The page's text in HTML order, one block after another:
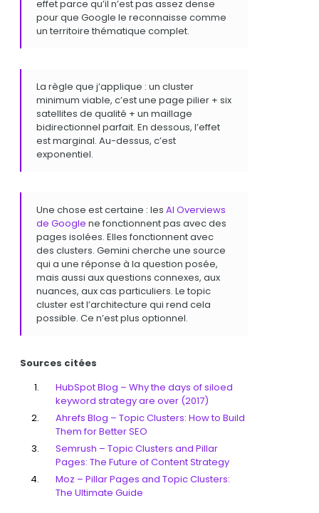
effet parce qu’il n’est pas assez dense
pour que Google le reconnaisse comme
un territoire thématique complet.
La règle que j’applique : un cluster
minimum viable, c’est une page pilier + six
satellites de qualité + un maillage
bidirectionnel parfait. En dessous, l’effet
est marginal. Au-dessus, c’est
exponentiel.
Une chose est certaine : les AI Overviews
de Google ne fonctionnent pas avec des
pages isolées. Elles fonctionnent avec
des clusters. Gemini cherche une source
qui a une réponse à la question posée,
mais aussi aux questions connexes, aux
nuances, aux cas particuliers. Le topic
cluster est l’architecture qui rend cela
possible. Ce n’est plus optionnel.
Sources citées
HubSpot Blog – Why the days of siloed
keyword strategy are over (2017)
Ahrefs Blog – Topic Clusters: How to Build
Them for Better SEO
Semrush – Topic Clusters and Pillar
Pages: The Future of Content Strategy
Moz – Pillar Pages and Topic Clusters:
The Ultimate Guide